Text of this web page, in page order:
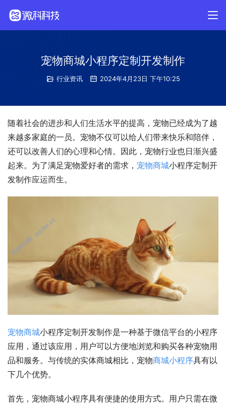
宠物商城小程序定制开发制作
行业资讯 2024年4月23日 下午10:25
随着社会的进步和人们生活水平的提高，宠物已经成为了越
来越多家庭的一员。宠物不仅可以给人们带来快乐和陪伴，
还可以改善人们的心理和心情。因此，宠物行业也日渐兴盛
起来。为了满足宠物爱好者的需求， 宠物商城小程序定制开
发制作应运而生。
宠物商城小程序定制开发制作是一种基于微信平台的小程序
应用，通过该应用，用户可以方便地浏览和购买各种宠物用
品和服务。与传统的实体商城相比，宠物商城小程序具有以
下几个优势。
首先，宠物商城小程序具有便捷的使用方式。用户只需在微